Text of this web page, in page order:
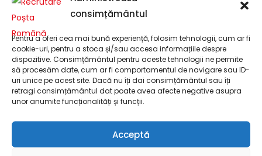
consimțământul
Pentru a oferi cea mai bună experiență, folosim tehnologii, cum ar fi
cookie-uri, pentru a stoca și/sau accesa informațiile despre
dispozitive. Consimțământul pentru aceste tehnologii ne permite
să procesăm date, cum ar fi comportamentul de navigare sau ID-
uri unice pe acest site. Dacă nu îți dai consimțământul sau îți
retragi consimțământul dat poate avea afecte negative asupra
unor anumite funcționalități și funcții.
Acceptă
Pentru încărcarea documentelor, recomandăm
formatul .pdf. Pentru a realiza o conversie din
formatul .docx în formatul .pdf, puteți utiliza
funcționalitatea de export din Microsoft Word
sau unelte online. Pentru a realiza o conversie
între formatele grafice, precum .png sau .jpg, și
formatul .pdf, utilizați unelte online.
Candidaturile se pot transmite până la